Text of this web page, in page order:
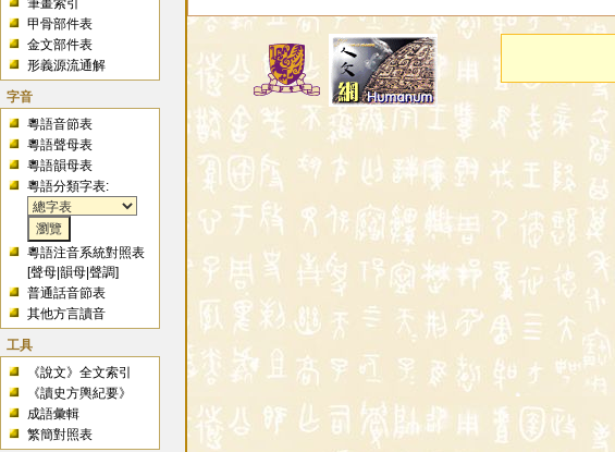
筆畫索引
甲骨部件表
金文部件表
形義源流通解
字音
粵語音節表
粵語聲母表
粵語韻母表
粵語分類字表:
粵語注音系統對照表
[聲母 |韻母 |聲調]
普通話音節表
其他方言讀音
工具
《說文》全文索引
《讀史方輿紀要》
成語彙輯
繁簡對照表